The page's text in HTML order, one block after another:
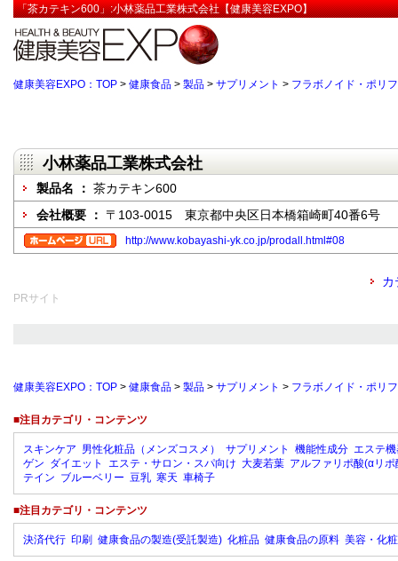
「茶カテキン600」:小林薬品工業株式会社【健康美容EXPO】
健康美容EXPO：TOP > 健康食品 > 製品 > サプリメント > フラボノイド・ポリ
小林薬品工業株式会社
製品名 ： 茶カテキン600
会社概要 ： 〒103-0015 東京都中央区日本橋箱崎町40番6号
http://www.kobayashi-yk.co.jp/prodall.html#08
カ
PRサイト
健康美容EXPO：TOP > 健康食品 > 製品 > サプリメント > フラボノイド・ポリ
■注目カテゴリ・コンテンツ
スキンケア 男性化粧品（メンズコスメ） サプリメント 機能性成分 エステ
ゲン ダイエット エステ・サロン・スパ向け 大麦若葉 アルファリポ酸(αリポ
テイン ブルーベリー 豆乳 寒天 車椅子
■注目カテゴリ・コンテンツ
決済代行 印刷 健康食品の製造(受託製造) 化粧品 健康食品の原料 美容・化